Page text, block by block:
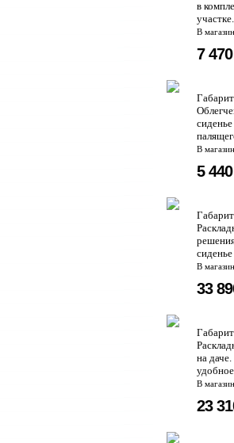
в
В
7
В
5
В
33
на
В
23